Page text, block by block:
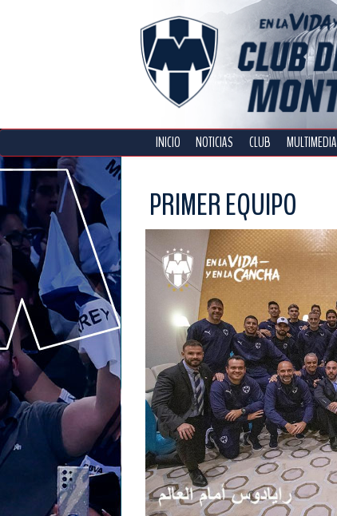
INICIO NOTICIAS CLUB MULTIMEDIA
PRIMER EQUIPO